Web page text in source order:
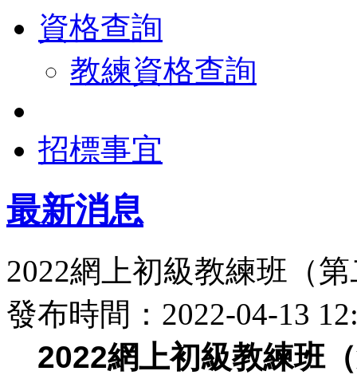
資格查詢
教練資格查詢
招標事宜
最新消息
2022網上初級教練班（
發布時間：2022-04-13
2022網上初級教練班